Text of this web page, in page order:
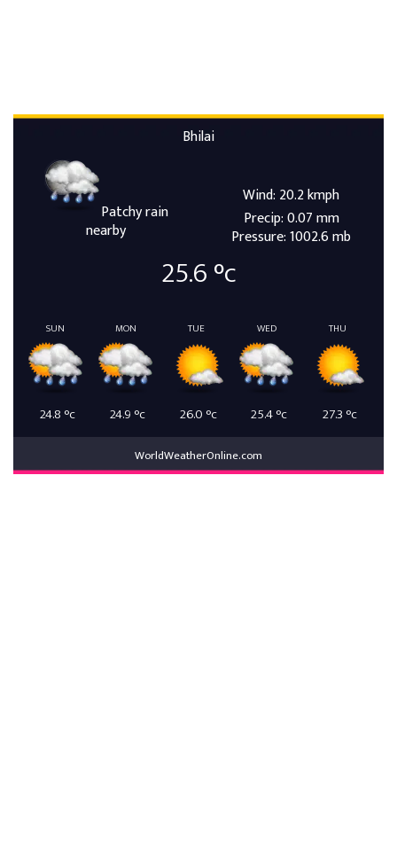
Bhilai
Patchy rain
nearby
Wind: 20.2 kmph
Precip: 0.07 mm
Pressure: 1002.6 mb
25.6°c
SUN
24.8 °c
MON
24.9 °c
TUE
26.0 °c
WED
25.4°c
THU
27.3 °c
WorldWeatherOnline.com